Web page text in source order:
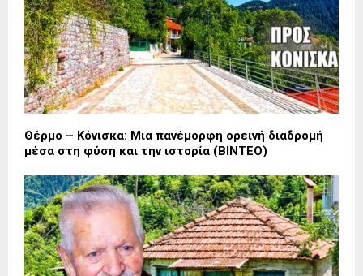
Θέρμο – Κόνισκα: Μια πανέμορφη ορεινή διαδρομή
μέσα στη φύση και την ιστορία (ΒΙΝΤΕΟ)